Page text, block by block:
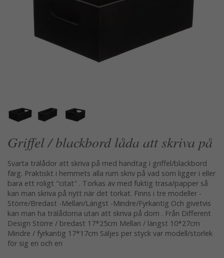
Griffel / blackbord låda att skriva på
Svarta trälådor att skriva på med handtag i griffel/blackbord
färg. Praktiskt i hemmets alla rum skriv på vad som ligger i eller
bara ett roligt "citat" . Torkas av med fuktig trasa/papper så
kan man skriva på nytt när det torkat. Finns i tre modeller -
Större/Bredast -Mellan/Längst -Mindre/Fyrkantig Och givetvis
kan man ha trälådorna utan att skriva på dom . Från Different
Design Större / bredast 17*25cm Mellan / längst 10*27cm
Mindre / fyrkantig 17*17cm Säljes per styck var modell/storlek
för sig en och en